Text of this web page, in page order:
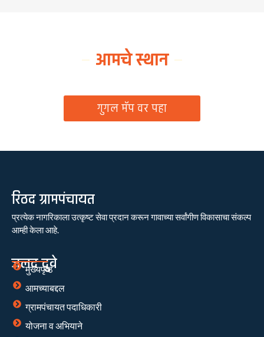
आमचे स्थान
गुगल मॅप वर पहा
रिठद ग्रामपंचायत
प्रत्येक नागरिकाला उत्कृष्ट सेवा प्रदान करून गावाच्या सर्वांगीण विकासाचा संकल्प
आम्ही केला आहे.
जलद दुवे
मुख्यपृष्ठ
आमच्याबद्दल
ग्रामपंचायत पदाधिकारी
योजना व अभियाने